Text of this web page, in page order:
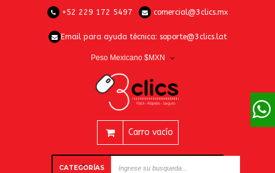
+52 229 172 5497 comercial@3clics.mx
Email para ayuda técnica: soporte@3clics.lat
Peso Mexicano $MXN
Carro vacío
CATEGORÍAS